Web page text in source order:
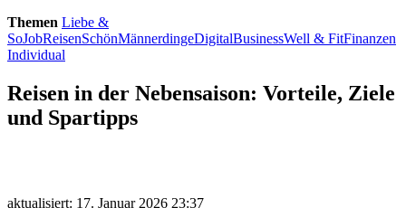
Themen Liebe &
SoJobReisenSchönMännerdingeDigitalBusinessWell & FitFinanzen
Individual
Reisen in der Nebensaison: Vorteile, Ziele
und Spartipps
aktualisiert: 17. Januar 2026 23:37